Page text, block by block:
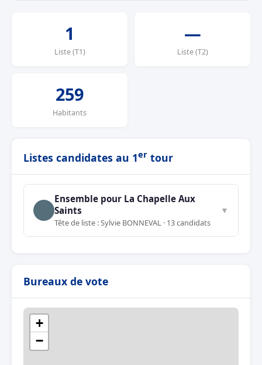
1
Liste (T1)
—
Liste (T2)
259
Habitants
Listes candidates au 1er tour
Ensemble pour La Chapelle Aux
Saints
Tête de liste : Sylvie BONNEVAL · 13 candidats
▼
Bureaux de vote
+
−